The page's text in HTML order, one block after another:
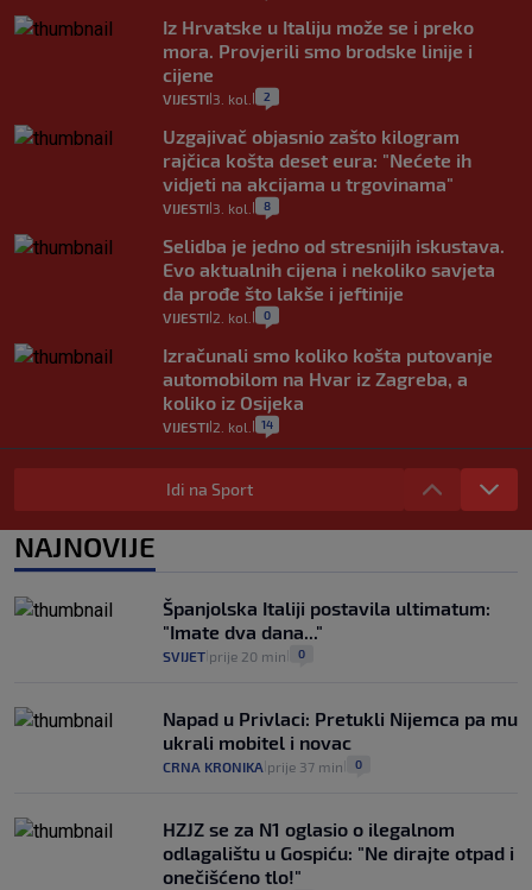
Iz Hrvatske u Italiju može se i preko
mora. Provjerili smo brodske linije i
cijene
VIJESTI 3. kol. 2
Uzgajivač objasnio zašto kilogram
rajčica košta deset eura: "Nećete ih
vidjeti na akcijama u trgovinama"
VIJESTI 3. kol. 8
Selidba je jedno od stresnijih iskustava.
Evo aktualnih cijena i nekoliko savjeta
da prođe što lakše i jeftinije
VIJESTI 2. kol. 0
Izračunali smo koliko košta putovanje
automobilom na Hvar iz Zagreba, a
koliko iz Osijeka
VIJESTI 2. kol. 14
"Kći je otišla na more, a zaboravila
zdravstvenu iskaznicu". Kakva su prava
pacijenata izvan mjesta prebivališta?
1
junaci naših priča budu oni koji pomažu,
a ne oni koji su pobijedili nekoga"
2
Idi na Sport
NAJNOVIJE
Španjolska Italiji postavila ultimatum:
"Imate dva dana..."
SVIJET prije 20 min 0
Napad u Privlaci: Pretukli Nijemca pa mu
ukrali mobitel i novac
CRNA KRONIKA prije 37 min 0
HZJZ se za N1 oglasio o ilegalnom
odlagalištu u Gospiću: "Ne dirajte otpad i
onečišćeno tlo!"